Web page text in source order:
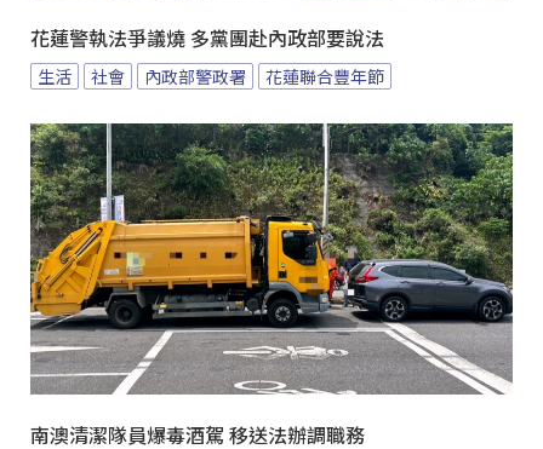
花蓮警執法爭議燒 多黨團赴內政部要說法
生活 社會 內政部警政署 花蓮聯合豐年節
南澳清潔隊員爆毒酒駕 移送法辦調職務